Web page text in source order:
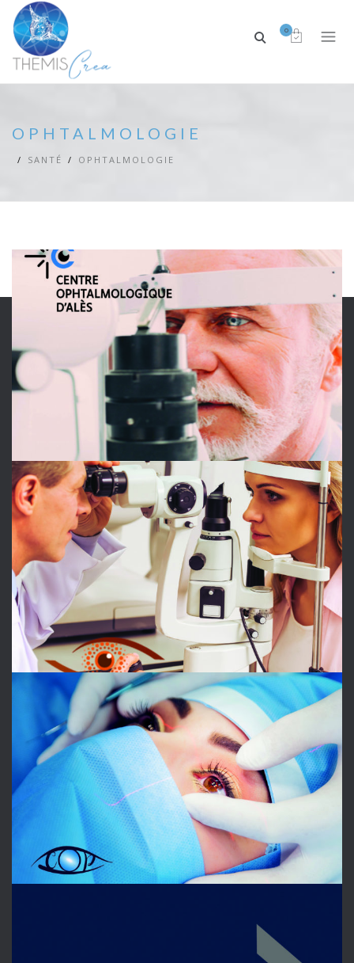
0
OPHTALMOLOGIE
SANTÉ OPHTALMOLOGIE
CENTRE OPHTALMOLOGIE ALES
OPHTALMOLOGIE
OPHTACLINIC
OPHTALMOLOGIE
DR. BLUMEN-OHANA
OPHTALMOLOGIE